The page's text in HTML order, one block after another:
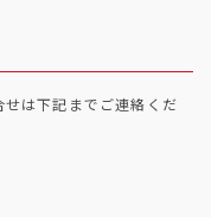
は下記までご連絡くだ